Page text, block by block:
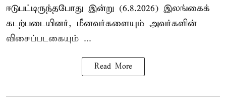
ஈடுபட்டிருந்தபோது இன்று (6.8.2026) இலங்கைக்
கடற்படையினர், மீனவர்களையும் அவர்களின்
விசைப்படகையும் ...
Read More